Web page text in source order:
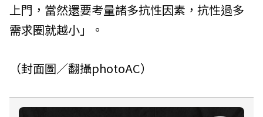
上門，當然還要考量諸多抗性因素，抗性過多
需求圈就越小」。
（封面圖／翻攝photoAC）